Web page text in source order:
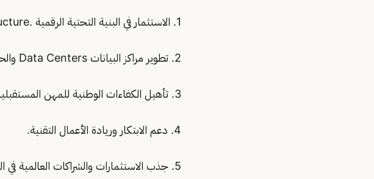
1. الاستثمار في البنية التحتية الرقمية .Digital Infrastructure
2. تطوير مراكز البيانات Data Centers والحوسبة السحابية .Cloud Computing
3. تأهيل الكفاءات الوطنية للمهن المستقبلية.
4. دعم الابتكار وريادة الأعمال التقنية.
5. جذب الاستثمارات والشراكات العالمية في التقنيات المتقدمة.